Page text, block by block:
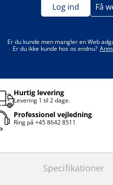
Log ind Få
Er du kunde men mangler en Web
Er du ikke kunde hos os endnu?
Hurtig levering
Levering 1 til 2 dage.
Professionel vejledning
Ring på+45 8642 8511
Specifikationer